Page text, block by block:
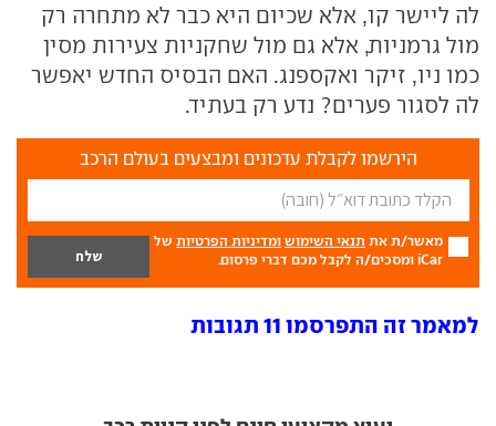
לה ליישר קו, אלא שכיום היא כבר לא מתחרה רק
מול גרמניות, אלא גם מול שחקניות צעירות מסין
כמו ניו, זיקר ואקספנג. האם הבסיס החדש יאפשר
לה לסגור פערים? נדע רק בעתיד.
הירשמו לקבלת עדכונים ומבצעים בעולם הרכב
מאשר/ת את תנאי השימוש ומדיניות הפרטיות של
iCar ומסכים/ה לקבל מכם דברי פרסום.
למאמר זה התפרסמו 11 תגובות